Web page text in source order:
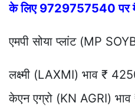
के लिए 9729757540 पर
एमपी सोया प्लांट (MP
लक्ष्मी (LAXMI) भाव ₹
केएन एग्रो (KN AGRI)